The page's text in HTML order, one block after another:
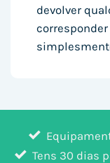
devolver
Tens 30 dias